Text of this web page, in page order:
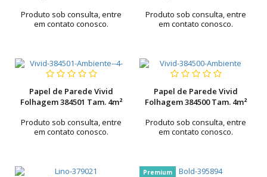
Produto sob consulta, entre
em contato conosco.
Produto sob consulta, entre
em contato conosco.
Papel de Parede Vivid
Folhagem 384501 Tam. 4m²
Produto sob consulta, entre
em contato conosco.
Papel de Parede Vivid
Folhagem 384500 Tam. 4m²
Produto sob consulta, entre
em contato conosco.
Premium